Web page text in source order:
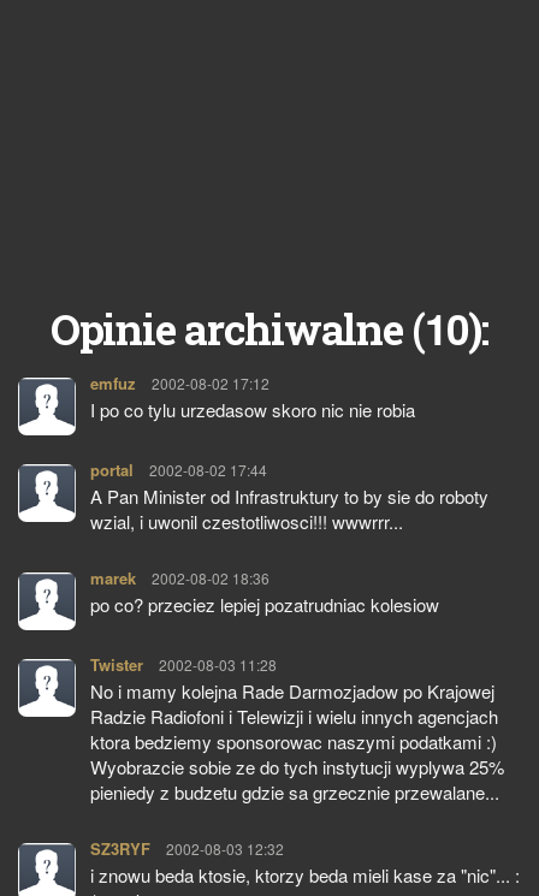
Opinie archiwalne (10):
emfuz pisze:
2002-08-02 17:12
I po co tylu urzedasow skoro nic nie robia
portal pisze:
2002-08-02 17:44
A Pan Minister od Infrastruktury to by sie do roboty
wzial, i uwonil czestotliwosci!!! wwwrrr...
marek pisze:
2002-08-02 18:36
po co? przeciez lepiej pozatrudniac kolesiow
Twister pisze:
2002-08-03 11:28
No i mamy kolejna Rade Darmozjadow po Krajowej
Radzie Radiofoni i Telewizji i wielu innych agencjach
ktora bedziemy sponsorowac naszymi podatkami :)
Wyobrazcie sobie ze do tych instytucji wyplywa 25%
pieniedy z budzetu gdzie sa grzecznie przewalane...
SZ3RYF pisze:
2002-08-03 12:32
i znowu beda ktosie, ktorzy beda mieli kase za "nic"... :